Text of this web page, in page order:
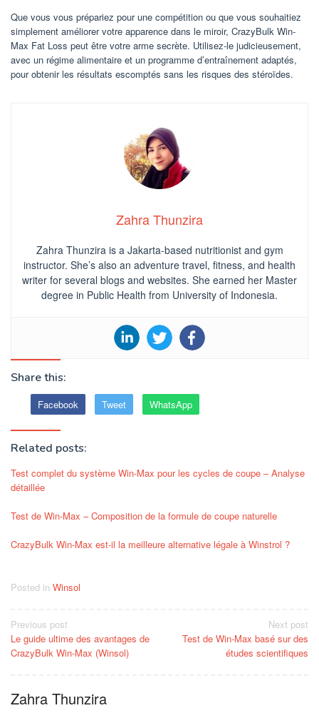
Que vous vous prépariez pour une compétition ou que vous souhaitiez
simplement améliorer votre apparence dans le miroir, CrazyBulk Win-
Max Fat Loss peut être votre arme secrète. Utilisez-le judicieusement,
avec un régime alimentaire et un programme d’entraînement adaptés,
pour obtenir les résultats escomptés sans les risques des stéroïdes.
Zahra Thunzira
Zahra Thunzira is a Jakarta-based nutritionist and gym
instructor. She’s also an adventure travel, fitness, and health
writer for several blogs and websites. She earned her Master
degree in Public Health from University of Indonesia.
Share this:
Facebook Tweet WhatsApp
Related posts:
Test complet du système Win-Max pour les cycles de coupe – Analyse
détaillée
Test de Win-Max – Composition de la formule de coupe naturelle
CrazyBulk Win-Max est-il la meilleure alternative légale à Winstrol ?
Posted in Winsol
Post
navigation
Previous post
Le guide ultime des avantages de
CrazyBulk Win-Max (Winsol)
Next post
Test de Win-Max basé sur des
études scientifiques
Zahra Thunzira